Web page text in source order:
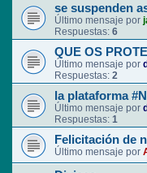
se suspenden
Último mensaje por
Respuestas: 6
QUE OS
Último mensaje por
Respuestas: 2
la plataforma
Último mensaje por
Respuestas: 1
Felicitación de
Último mensaje por